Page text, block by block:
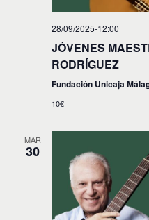
28/09/2025-12:00
JÓVENES
RODRÍGUEZ
Fundación Unicaja
10€
MAR
30